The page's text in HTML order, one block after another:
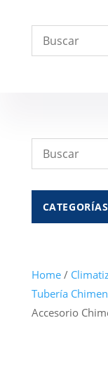
CATEGORÍAS
Home/
Tubería
Accesorio